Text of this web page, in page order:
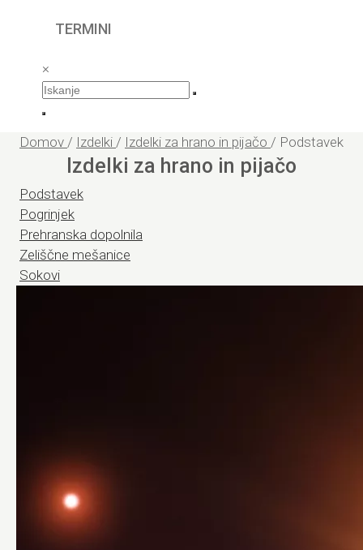
TERMINI
×
Domov / Izdelki / Izdelki za hrano in pijačo / Podstavek
Izdelki za hrano in pijačo
Podstavek
Pogrinjek
Prehranska dopolnila
Zeliščne mešanice
Sokovi